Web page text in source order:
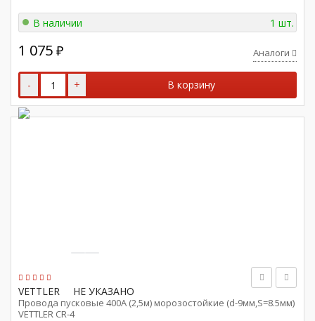
В наличии 1 шт.
1 075 ₽ Аналоги
- + В корзину
VETTLER НЕ УКАЗАНО
Провода пусковые 400А (2,5м) морозостойкие (d-9мм,S=8.5мм)
VETTLER CR-4